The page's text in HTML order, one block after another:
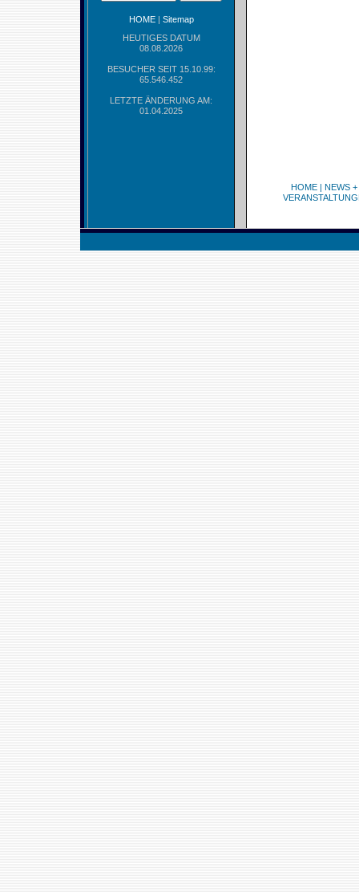
HOME| Sitemap
HEUTIGES DATUM
08.08.2026
BESUCHER SEIT 15.10.99:
65.546.452
LETZTE ÄNDERUNG AM:
01.04.2025
HOME| NEWS